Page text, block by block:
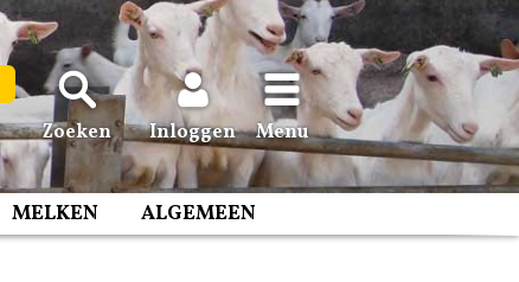
Zoeken Inloggen Menu
MELKEN ALGEMEEN